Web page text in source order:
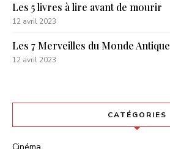
Les 5 livres à lire avant de mourir
12 avril 2023
Les 7 Merveilles du Monde Antique
12 avril 2023
CATÉGORIES